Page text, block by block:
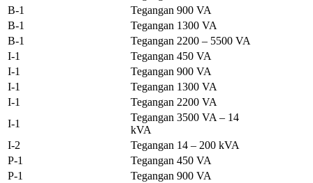
B-1
Tegangan 900 VA
B-1
Tegangan 1300 VA
B-1
Tegangan 2200 – 5500 VA
I-1
Tegangan 450 VA
I-1
Tegangan 900 VA
I-1
Tegangan 1300 VA
I-1
Tegangan 2200 VA
I-1
Tegangan 3500 VA – 14
kVA
I-2
Tegangan 14 – 200 kVA
P-1
Tegangan 450 VA
P-1
Tegangan 900 VA